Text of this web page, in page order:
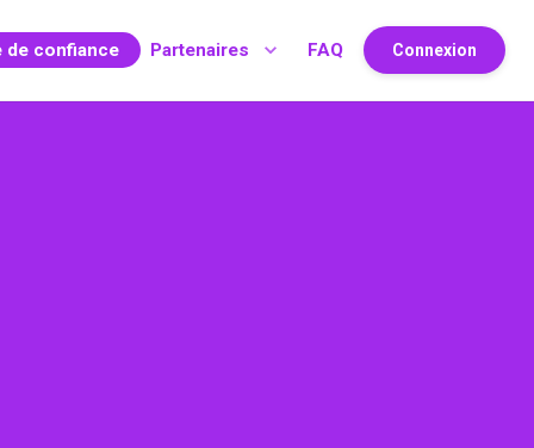
de confiance Partenaires FAQ Connexion